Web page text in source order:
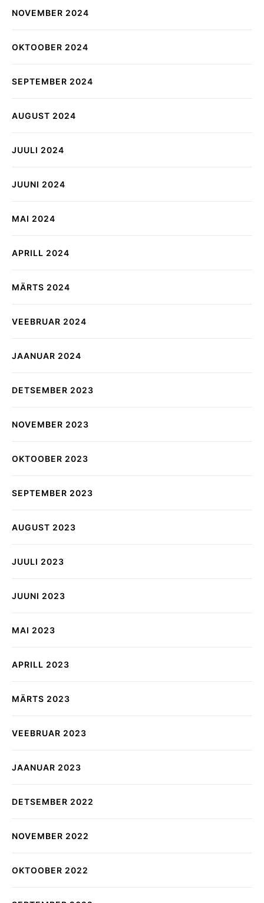
NOVEMBER 2024
OKTOOBER 2024
SEPTEMBER 2024
AUGUST 2024
JUULI 2024
JUUNI 2024
MAI 2024
APRILL 2024
MÄRTS 2024
VEEBRUAR 2024
JAANUAR 2024
DETSEMBER 2023
NOVEMBER 2023
OKTOOBER 2023
SEPTEMBER 2023
AUGUST 2023
JUULI 2023
JUUNI 2023
MAI 2023
APRILL 2023
MÄRTS 2023
VEEBRUAR 2023
JAANUAR 2023
DETSEMBER 2022
NOVEMBER 2022
OKTOOBER 2022